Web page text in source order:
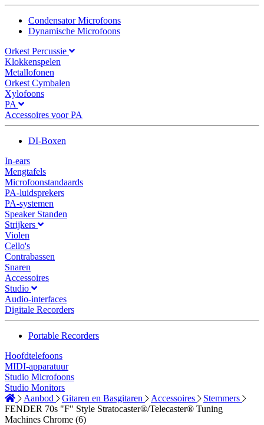
Condensator Microfoons
Dynamische Microfoons
Orkest Percussie
Klokkenspelen
Metallofonen
Orkest Cymbalen
Xylofoons
PA
Accessoires voor PA
DI-Boxen
In-ears
Mengtafels
Microfoonstandaards
PA-luidsprekers
PA-systemen
Speaker Standen
Strijkers
Violen
Cello's
Contrabassen
Snaren
Accessoires
Studio
Audio-interfaces
Digitale Recorders
Portable Recorders
Hoofdtelefoons
MIDI-apparatuur
Studio Microfoons
Studio Monitors
Aanbod
Gitaren en Basgitaren Accessoires
Stemmers
FENDER 70s "F" Style Stratocaster®/Telecaster® Tuning
Machines Chrome (6)